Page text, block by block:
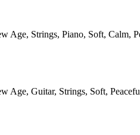
Age, Strings, Piano, Soft, Calm,
Age, Guitar, Strings, Soft,